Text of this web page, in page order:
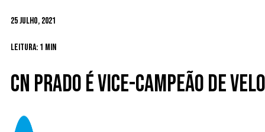
25 Julho, 2021
Leitura: 1 min
CN Prado é Vice-Campeão de